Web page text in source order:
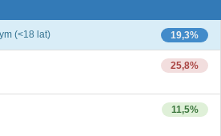
19,3%
(<18 lat)
25,8%
11,5%